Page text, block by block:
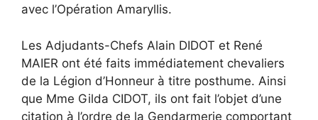
avec l’Opération Amaryllis.
Les Adjudants-Chefs Alain DIDOT et René
MAIER ont été faits immédiatement chevaliers
de la Légion d’Honneur à titre posthume. Ainsi
que Mme Gilda CIDOT, ils ont fait l’objet d’une
citation à l’ordre de la Gendarmerie comportant